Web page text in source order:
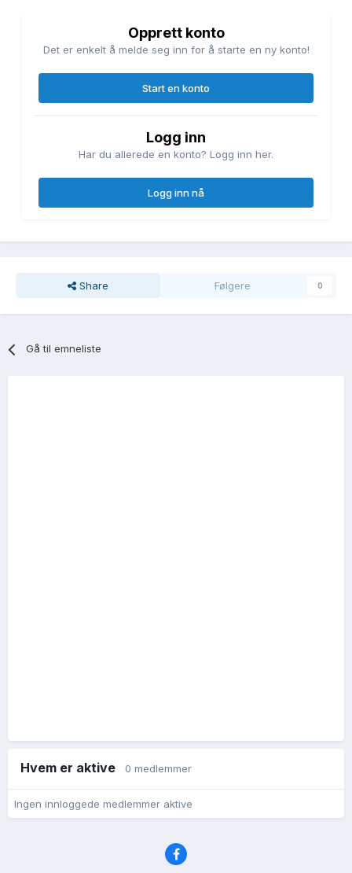
Opprett konto
Det er enkelt å melde seg inn for å starte en ny konto!
Start en konto
Logg inn
Har du allerede en konto? Logg inn her.
Logg inn nå
Share Følgere 0
Gå til emneliste
Hvem er aktive 0 medlemmer
Ingen innloggede medlemmer aktive